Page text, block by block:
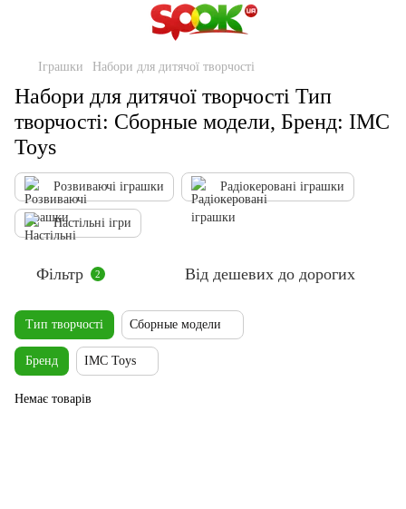
Іграшки Набори для дитячої творчості
Набори для дитячої творчості Тип
творчості: Сборные модели, Бренд: IMC
Toys
Розвиваючі іграшки Радіокеровані іграшки
Настільні ігри
Фільтр 2 Від дешевих до дорогих
Тип творчості Сборные модели
Бренд IMC Toys
Немає товарів